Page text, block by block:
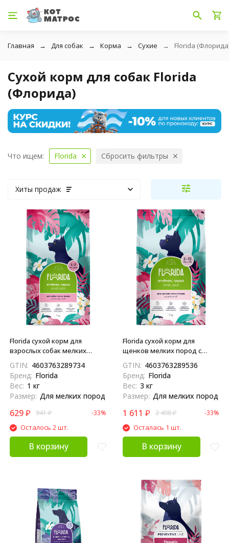
Главная Для собак Корма Сухие Florida
Сухой корм для собак Florida
(Флорида)
Что ищем: Florida Сбросить фильтры
Хиты продаж
Florida сухой корм для
взрослых собак мелких
1 кг
GTIN: 4603763289734
Бренд: Florida
Вес: 1 кг
Размер: Для мелких пород
629₽ 941₽ -33%
Осталось 2 шт.
В корзину
Florida сухой корм для
щенков мелких пород с
GTIN: 4603763289536
Бренд: Florida
Вес: 3 кг
Размер: Для мелких пород
1 611 ₽ 2 408₽ -33%
Осталась 1 шт.
В корзину